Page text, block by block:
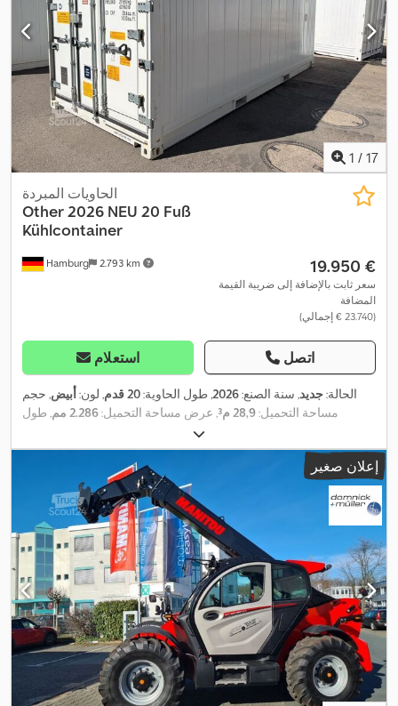
1 / 17
Hamburg 2.793 km
الحاويات المبردة
Other2026 NEU 20 Fuß
Kühlcontainer
‏19.950 €
سعر ثابت بالإضافة إلى ضريبة القيمة
المضافة
(‏23.740 € إجمالي)
استعلام اتصل
الحالة:جديد, سنة الصنع:2026, طول الحاوية:20 قدم , لون:أبيض, حجم
مساحة التحميل:28,9 م³ , عرض مساحة التحميل:2.286 مم
, طول
, ارتفاع مساحة التحميل:
وحدة تبريد,
إعلان صغير